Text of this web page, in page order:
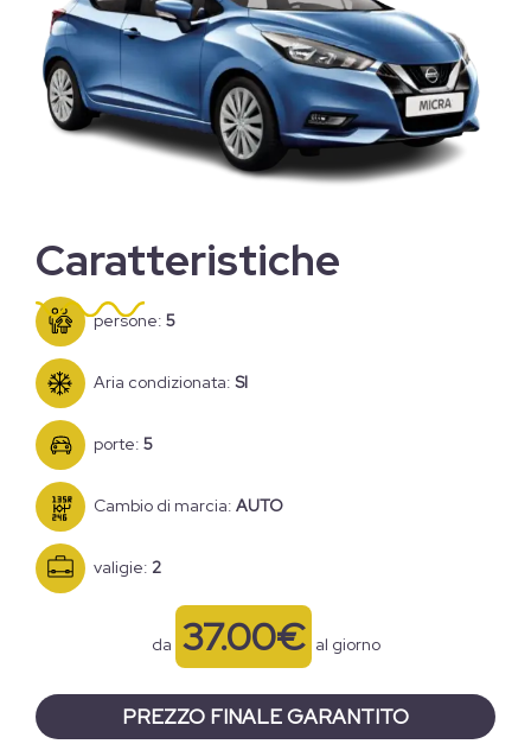
Caratteristiche
persone: 5
Aria condizionata: SI
porte: 5
Cambio di marcia: AUTO
valigie: 2
da 37.00€ al giorno
PREZZO FINALE GARANTITO